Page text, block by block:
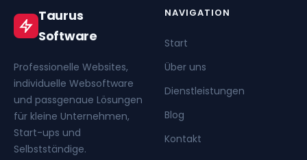
Taurus
Software
Professionelle Websites,
individuelle Websoftware
und passgenaue Lösungen
für kleine Unternehmen,
Start-ups und
Selbstständige.
NAVIGATION
Start
Über uns
Dienstleistungen
Blog
Kontakt